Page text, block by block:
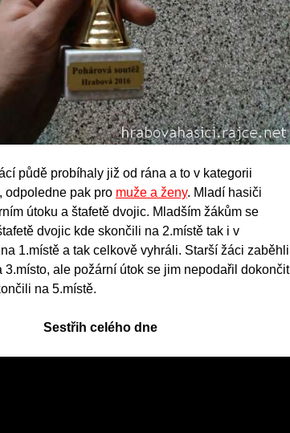
půdě probíhaly již od rána a to v kategorii
odpoledne pak pro muže a ženy. Mladí hasiči
útoku a štafetě dvojic. Mladším žákům se
dvojic kde skončili na 2.místě tak i v
1.místě a tak celkově vyhráli. Starší žáci zaběhli
3.místo, ale požární útok se jim nepodařil dokončit
na 5.místě.
Sestřih celého dne